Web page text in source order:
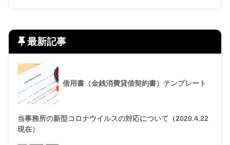
最新記事
借用書（金銭消費貸借契約書）テンプレート
当事務所の新型コロナウイルスの対応について（2020.4.22
現在）